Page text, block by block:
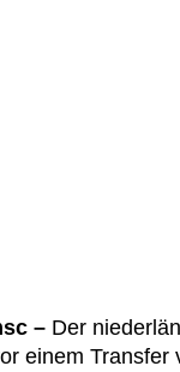
– Der
einem Transfer